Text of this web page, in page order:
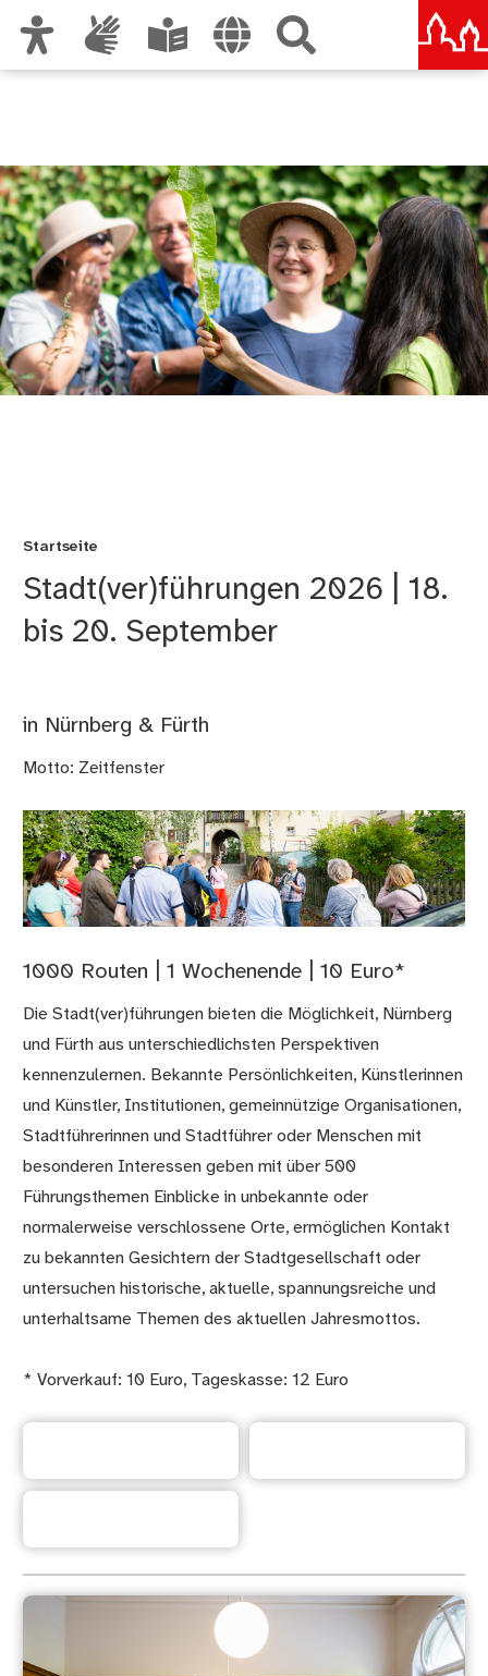
Startseite
Stadt(ver)­führungen 2026 | 18.
bis 20. September
in Nürnberg & Fürth
Motto: Zeitfenster
1000 Routen | 1 Wochenende | 10 Euro*
Die Stadt(ver)führungen bieten die Möglichkeit, Nürnberg
und Fürth aus unterschiedlichsten Perspektiven
kennenzulernen. Bekannte Persönlichkeiten, Künstlerinnen
und Künstler, Institutionen, gemeinnützige Organisationen,
Stadtführerinnen und Stadtführer oder Menschen mit
besonderen Interessen geben mit über 500
Führungsthemen Einblicke in unbekannte oder
normalerweise verschlossene Orte, ermöglichen Kontakt
zu bekannten Gesichtern der Stadtgesellschaft oder
untersuchen historische, aktuelle, spannungsreiche und
unterhaltsame Themen des aktuellen Jahresmottos.
* Vorverkauf: 10 Euro, Tageskasse: 12 Euro